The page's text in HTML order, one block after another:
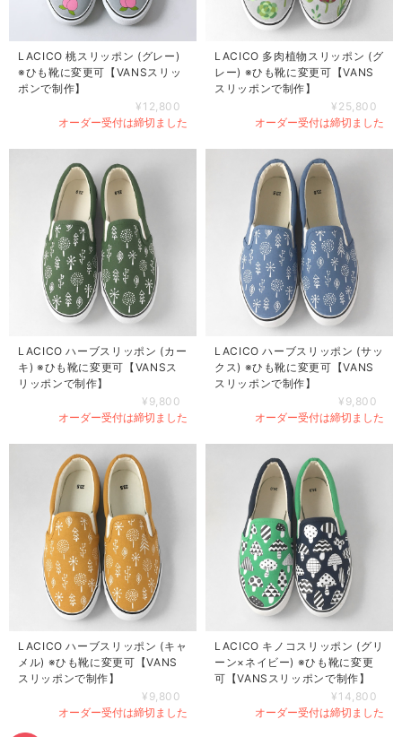
LACICO 桃スリッポン (グレー)
※ひも靴に変更可【VANSスリッ
ポンで制作】
¥12,800
オーダー受付は締切ました
LACICO 多肉植物スリッポン (グ
レー) ※ひも靴に変更可【VANS
スリッポンで制作】
¥25,800
オーダー受付は締切ました
LACICO ハーブスリッポン (カー
キ) ※ひも靴に変更可【VANSス
リッポンで制作】
¥9,800
オーダー受付は締切ました
LACICO ハーブスリッポン (サッ
クス) ※ひも靴に変更可【VANS
スリッポンで制作】
¥9,800
オーダー受付は締切ました
LACICO ハーブスリッポン (キャ
メル) ※ひも靴に変更可【VANS
スリッポンで制作】
¥9,800
オーダー受付は締切ました
LACICO キノコスリッポン (グリ
ーン×ネイビー) ※ひも靴に変更
可【VANSスリッポンで制作】
¥14,800
オーダー受付は締切ました